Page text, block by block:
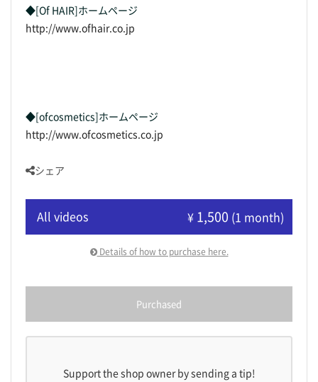
◆[Of HAIR]ホームページ
http://www.ofhair.co.jp
◆[ofcosmetics]ホームページ
http://www.ofcosmetics.co.jp
シェア
All videos ¥ 1,500 (1 month)
Details of how to purchase here.
Purchased
Support the shop owner by sending a tip!